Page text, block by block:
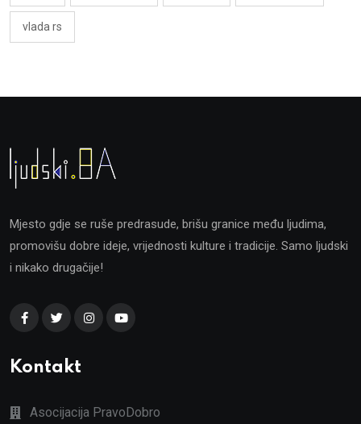
vlada rs
Mjesto gdje se ruše predrasude, brišu granice među ljudima,
promovišu dobre ideje, vrijednosti kulture i tradicije. Samo ljudski
i nikako drugačije!
Kontakt
Asocijacija PravoDobro